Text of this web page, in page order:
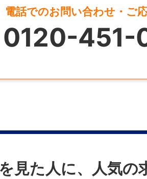
入職後3日＋半年後10日＝初
可能）
電話でのお問い合わせ・ご
451-
見た人に、人気の